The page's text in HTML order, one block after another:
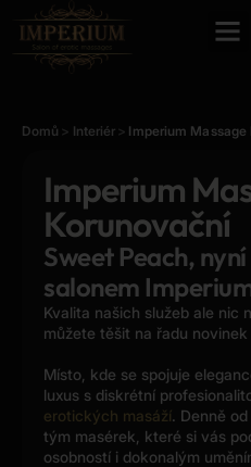
Domů > Interiér > Imperium Massage
Imperium
Korunovační
Sweet Peach,
salonem
Kvalita našich služeb ale nic
můžete těšit na řadu
Místo, kde se spojuje
luxus s diskrétní
erotických masáží. Denně
tým masérek, které si vás
osobností i dokonalým